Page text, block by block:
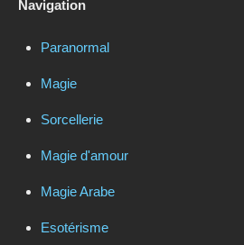
Navigation
Paranormal
Magie
Sorcellerie
Magie d'amour
Magie Arabe
Esotérisme